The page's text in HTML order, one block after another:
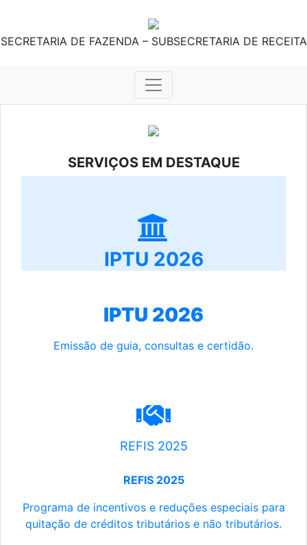
SECRETARIA DE FAZENDA – SUBSECRETARIA DE RECEITA
SERVIÇOS EM DESTAQUE
IPTU 2026
IPTU 2026
Emissão de guia, consultas e certidão.
REFIS 2025
REFIS 2025
Programa de incentivos e reduções especiais para
quitação de créditos tributários e não tributários.